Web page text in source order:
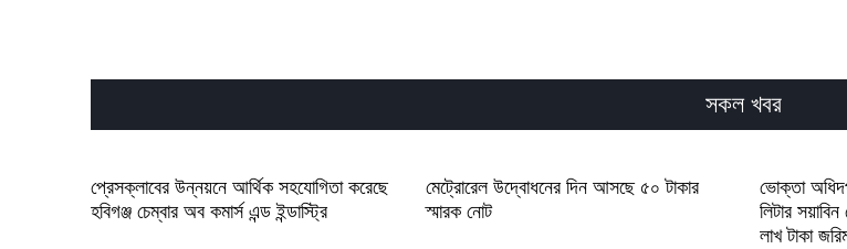
সকল খবর
প্রেসক্লাবের উন্নয়নে আর্থিক সহযোগিতা করেছে
হবিগঞ্জ চেম্বার অব কমার্স এন্ড ইন্ডাস্ট্রি
মেট্রোরেল উদ্বোধনের দিন আসছে ৫০ টাকার
স্মারক নোট
ভোক্তা
লিটার
লাখ টাকা